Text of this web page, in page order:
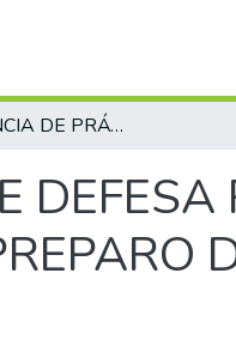
A IMPORTÂNCIA DE PRÁTICAS DE DEFESA PESSOAL E A INFLUÊNCIA DA ATIVIDADE NO PREPARO DO POLICIAL MILITAR DE GOIÁS.
DEFESA